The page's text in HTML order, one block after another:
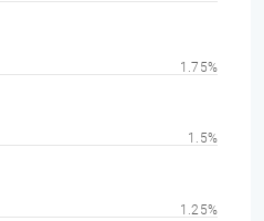
1.25%
1.5%
1.75%